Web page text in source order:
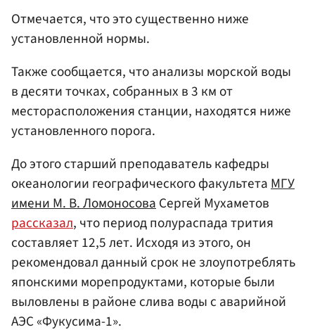
Отмечается, что это существенно ниже
установленной нормы.
Также сообщается, что анализы морской воды
в десяти точках, собранных в 3 км от
месторасположения станции, находятся ниже
установленного порога.
До этого старший преподаватель кафедры
океанологии географического факультетаМГУ
имени М. В. ЛомоносоваСергей Мухаметов
рассказал, что период полураспада трития
составляет 12,5 лет. Исходя из этого, он
рекомендовал данный срок не злоупотреблять
японскими морепродуктами, которые были
выловлены в районе слива воды с аварийной
АЭС «Фукусима-1».